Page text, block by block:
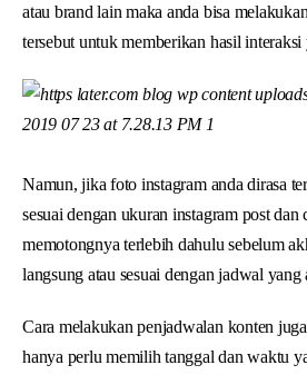
atau brand lain maka anda bisa
tersebut untuk memberikan hasil
Namun, jika foto instagram anda dirasa
sesuai dengan ukuran instagram post dan
memotongnya terlebih dahulu sebelum
langsung atau sesuai dengan jadwal
Cara melakukan penjadwalan konten
hanya perlu memilih tanggal dan waktu